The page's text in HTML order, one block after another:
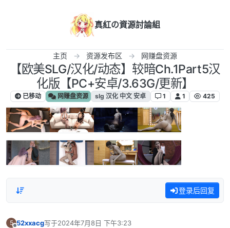
真紅の資源討論組
主页 资源发布区 网赚盘资源
【欧美SLG/汉化/动态】较暗Ch.1Part5汉
化版【PC+安卓/3.63G/更新】
已移动 网赚盘资源 slg 汉化 中文 安卓 1 1 425
登录后回复
5 52xxacg写于2024年7月8日 下午3:23